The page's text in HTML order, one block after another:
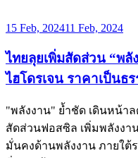
15 Feb, 202411 Feb, 2024
ไทยลุยเพิ่มสัดส่วน “พลั
ไฮโดรเจน ราคาเป็นธ
"พลังงาน" ย้ำชัด เดินหน้าล
สัดส่วนฟอสซิล เพิ่มพลังงา
มั่นคงด้านพลังงาน ภายใต้